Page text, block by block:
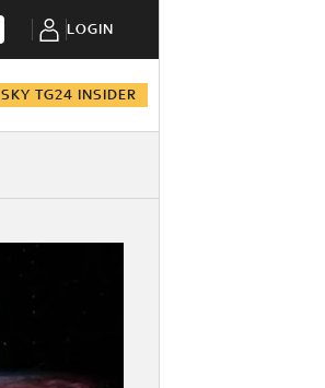
LOGIN
SKY TG24 INSIDER